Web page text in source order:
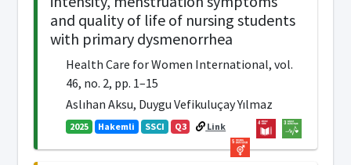
and quality of life of nursing students
with primary dysmenorrhea
Health Care for Women International, vol.
46, no. 2, pp. 1–15
Aslıhan Aksu, Duygu Vefikuluçay Yılmaz
2025 Hakemli SSCI Q3 Link